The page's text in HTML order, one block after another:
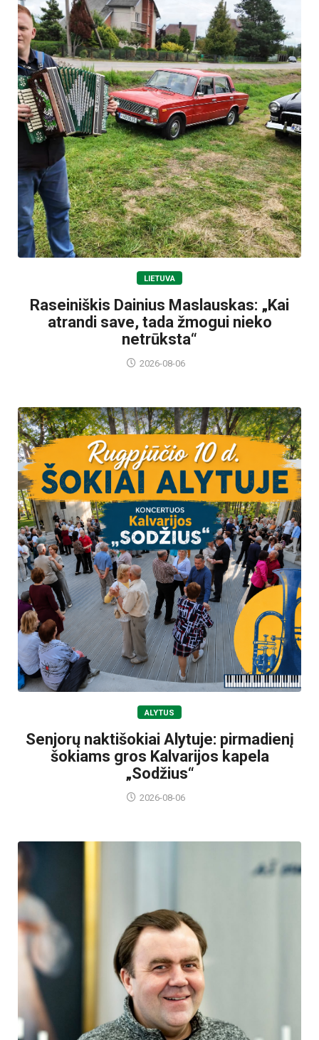
LIETUVA
Raseiniškis Dainius Maslauskas: „Kai
atrandi save, tada žmogui nieko
netrūksta“
2026-08-06
ALYTUS
Senjorų naktišokiai Alytuje: pirmadienį
šokiams gros Kalvarijos kapela
„Sodžius“
2026-08-06